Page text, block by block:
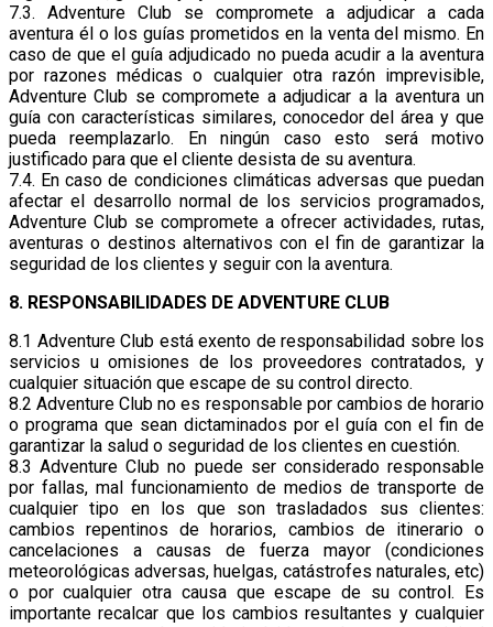
7.3. Adventure Club se compromete a adjudicar a cada
aventura él o los guías prometidos en la venta del mismo. En
caso de que el guía adjudicado no pueda acudir a la aventura
por razones médicas o cualquier otra razón imprevisible,
Adventure Club se compromete a adjudicar a la aventura un
guía con características similares, conocedor del área y que
pueda reemplazarlo. En ningún caso esto será motivo
justificado para que el cliente desista de su aventura.
7.4. En caso de condiciones climáticas adversas que puedan
afectar el desarrollo normal de los servicios programados,
Adventure Club se compromete a ofrecer actividades, rutas,
aventuras o destinos alternativos con el fin de garantizar la
seguridad de los clientes y seguir con la aventura.
8. RESPONSABILIDADES DE ADVENTURE CLUB
8.1 Adventure Club está exento de responsabilidad sobre los
servicios u omisiones de los proveedores contratados, y
cualquier situación que escape de su control directo.
8.2 Adventure Club no es responsable por cambios de horario
o programa que sean dictaminados por el guía con el fin de
garantizar la salud o seguridad de los clientes en cuestión.
8.3 Adventure Club no puede ser considerado responsable
por fallas, mal funcionamiento de medios de transporte de
cualquier tipo en los que son trasladados sus clientes:
cambios repentinos de horarios, cambios de itinerario o
cancelaciones a causas de fuerza mayor (condiciones
meteorológicas adversas, huelgas, catástrofes naturales, etc)
o por cualquier otra causa que escape de su control. Es
importante recalcar que los cambios resultantes y cualquier